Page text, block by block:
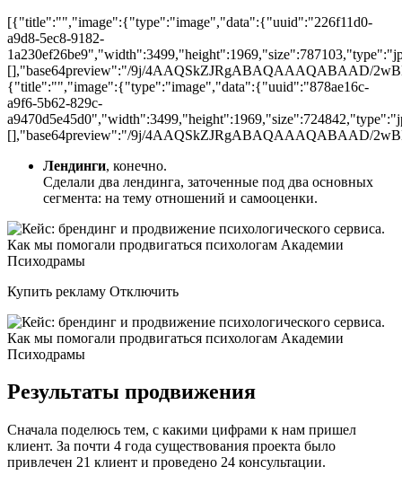
[{"title":"","image":{"type":"image","data":{"uuid":"226f11d0-
a9d8-5ec8-9182-
[],"base64preview":"/9j/4AAQSkZJRgABAQAAAQABAAD/
{"title":"","image":{"type":"image","data":{"uuid":"878ae16c-
a9f6-5b62-829c-
[],"base64preview":"/9j/4AAQSkZJRgABAQAAAQABAAD/
Лендинги, конечно.
Сделали два лендинга, заточенные под два основных
сегмента: на тему отношений и самооценки.
Купить рекламу Отключить
Результаты продвижения
Сначала поделюсь тем, с какими цифрами к нам пришел
клиент. За почти 4 года существования проекта было
привлечен 21 клиент и проведено 24 консультации.